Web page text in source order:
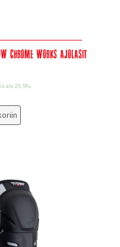
chrome works Ajolasit
alv 25.5%